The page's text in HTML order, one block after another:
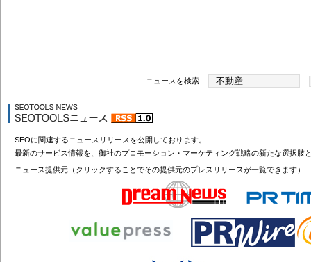
ニュースを検索
SEOに関連するニュースリリースを公開しております。
最新のサービス情報を、御社のプロモーション・マーケティング戦略の新たな選択肢
ニュース提供元（クリックすることでその提供元のプレスリリースが一覧できます）